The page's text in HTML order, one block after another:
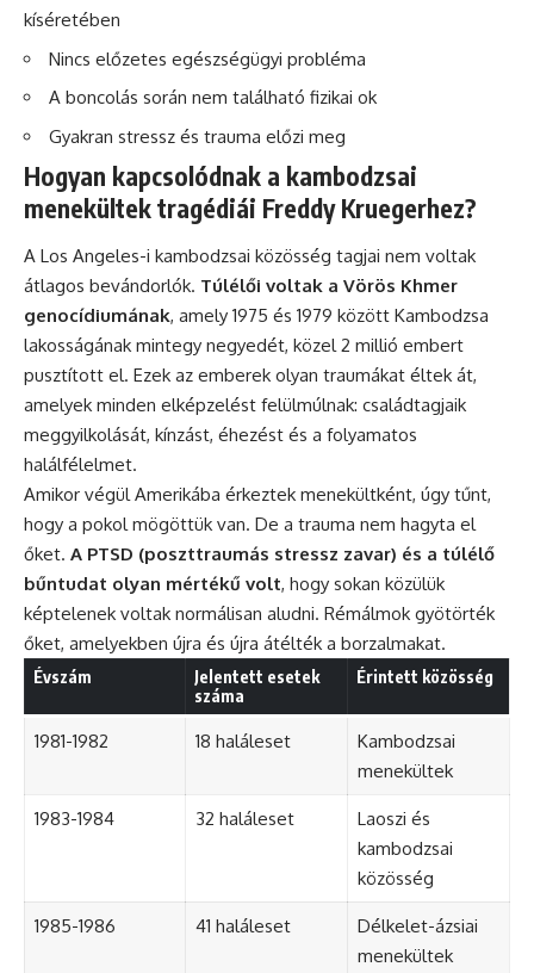
kíséretében
Nincs előzetes egészségügyi probléma
A boncolás során nem található fizikai ok
Gyakran stressz és trauma előzi meg
Hogyan kapcsolódnak a kambodzsai
menekültek tragédiái Freddy Kruegerhez?
A Los Angeles-i kambodzsai közösség tagjai nem voltak
átlagos bevándorlók. Túlélői voltak a Vörös Khmer
genocídiumának, amely 1975 és 1979 között Kambodzsa
lakosságának mintegy negyedét, közel 2 millió embert
pusztított el. Ezek az emberek olyan traumákat éltek át,
amelyek minden elképzelést felülmúlnak: családtagjaik
meggyilkolását, kínzást, éhezést és a folyamatos
halálfélelmet.
Amikor végül Amerikába érkeztek menekültként, úgy tűnt,
hogy a pokol mögöttük van. De a trauma nem hagyta el
őket. A PTSD (poszttraumás stressz zavar) és a túlélő
bűntudat olyan mértékű volt, hogy sokan közülük
képtelenek voltak normálisan aludni. Rémálmok gyötörték
őket, amelyekben újra és újra átélték a borzalmakat.
Évszám
Jelentett esetek
száma
Érintett közösség
1981-1982 18 haláleset
Kambodzsai
menekültek
1983-1984 32 haláleset
Laoszi és
kambodzsai
közösség
1985-1986 41 haláleset
Délkelet-ázsiai
menekültek